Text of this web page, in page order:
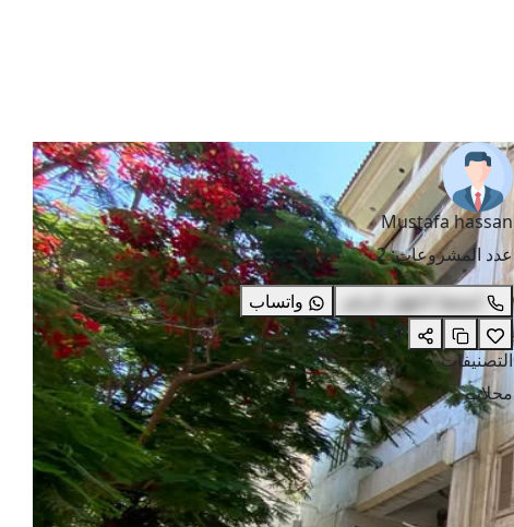
Mustafa hassan
عدد المشروعات:
2
اضغط لاظهار الرقم
واتساب
التصنيفات
محلات